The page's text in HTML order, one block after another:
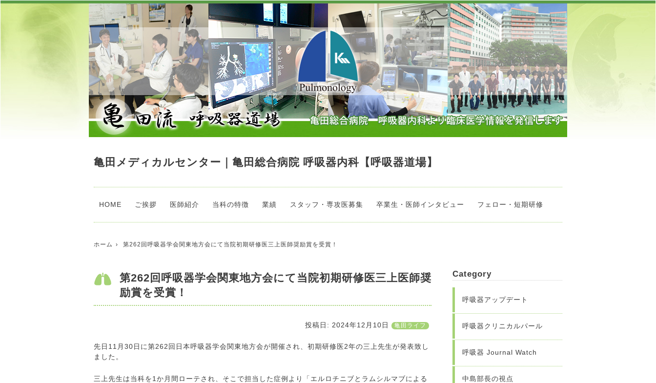
亀田メディカルセンター｜亀田総合病院 呼吸器内科【呼吸器道場】
HOME ご挨拶 医師紹介 当科の特徴 業績 スタッフ・専攻医募集 卒業生・医師インタビュー フェロー・短期研修
ホーム 第262回呼吸器学会関東地方会にて当院初期研修医三上医師奨励賞を受賞！
第262回呼吸器学会関東地方会にて当院初期研修医三上医師奨
励賞を受賞！
投稿日: 2024年12月10日 亀田ライフ
先日11月30日に第262回日本呼吸器学会関東地方会が開催され、初期研修医2年の三上先生が発表致し
ました。
三上先生は当科を1か月間ローテされ、そこで担当した症例より「エルロチニブとラムシルマブによる
Category
呼吸器アップデート
呼吸器クリニカルパール
呼吸器 Journal Watch
中島部長の視点